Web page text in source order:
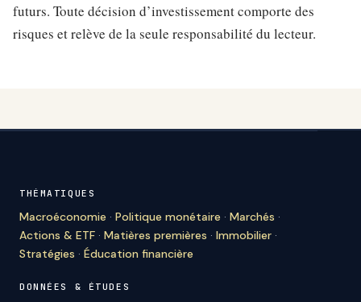
futurs. Toute décision d’investissement comporte des
risques et relève de la seule responsabilité du lecteur.
THÉMATIQUES
Macroéconomie · Politique monétaire · Marchés ·
Actions & ETF · Matières premières · Immobilier ·
Stratégies · Éducation financière
DONNÉES & ÉTUDES